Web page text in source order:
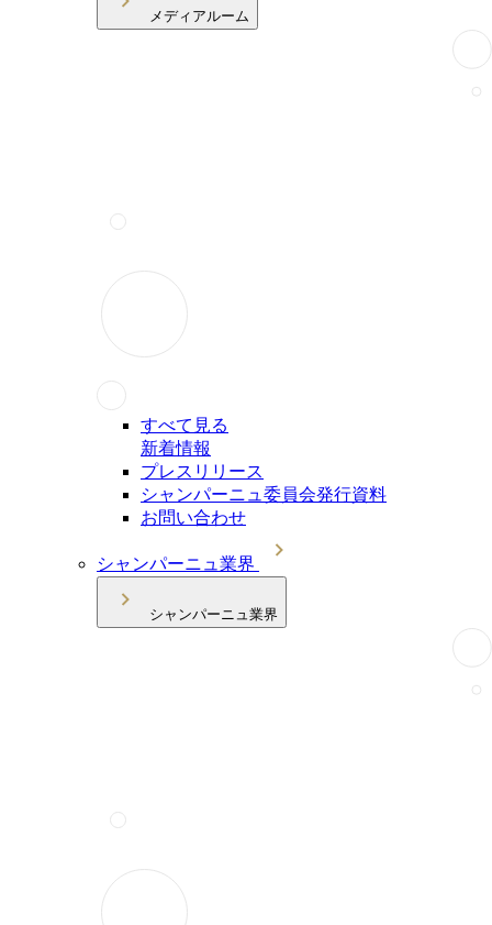
メディアルーム
すべて見る
新着情報
プレスリリース
シャンパーニュ委員会発行資料
お問い合わせ
シャンパーニュ業界
シャンパーニュ業界